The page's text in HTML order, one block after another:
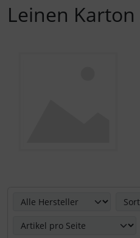
Leinen Karton